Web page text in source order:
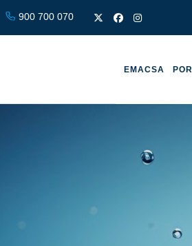
900 700 070
EMACSA